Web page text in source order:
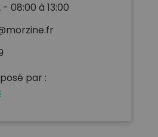
08:00 à 13:00
par :